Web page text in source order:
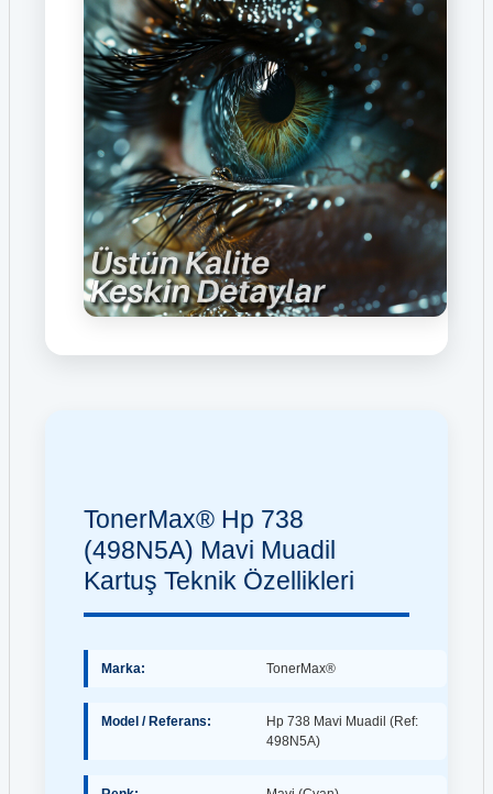
TonerMax® Hp 738
(498N5A) Mavi Muadil
Kartuş Teknik Özellikleri
Marka: TonerMax®
Model / Referans:
Hp 738 Mavi Muadil (Ref:
498N5A)